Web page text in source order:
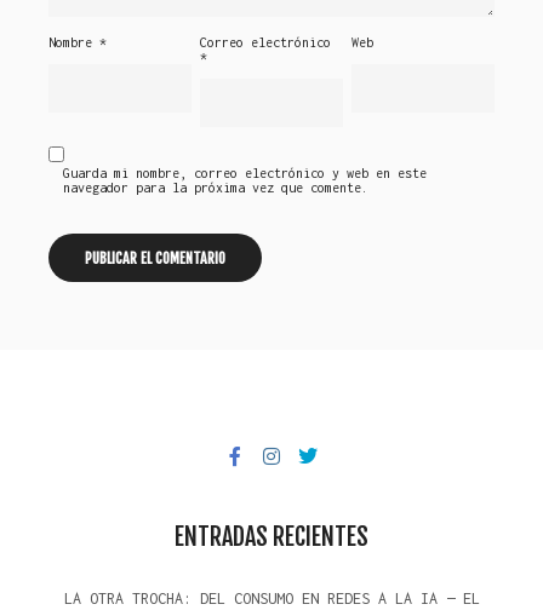
Nombre *
Correo electrónico
*
Web
Guarda mi nombre, correo electrónico y web en este
navegador para la próxima vez que comente.
ENTRADAS RECIENTES
LA OTRA TROCHA: DEL CONSUMO EN REDES A LA IA — EL